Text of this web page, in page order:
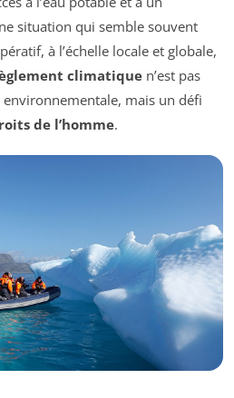
situation qui semble souvent
à l’échelle locale et globale,
climatique n’est pas
mais un défi
de l’homme.